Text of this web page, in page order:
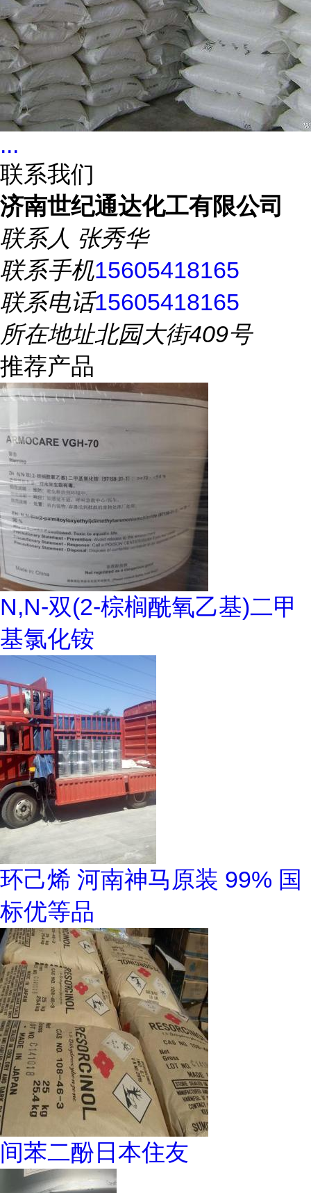
...
联系我们
济南世纪通达化工有限公司
联系人 张秀华
联系手机15605418165
联系电话15605418165
所在地址北园大街409号
推荐产品
N,N-双(2-棕榈酰氧乙基)二甲
基氯化铵
环己烯 河南神马原装 99% 国
标优等品
间苯二酚日本住友